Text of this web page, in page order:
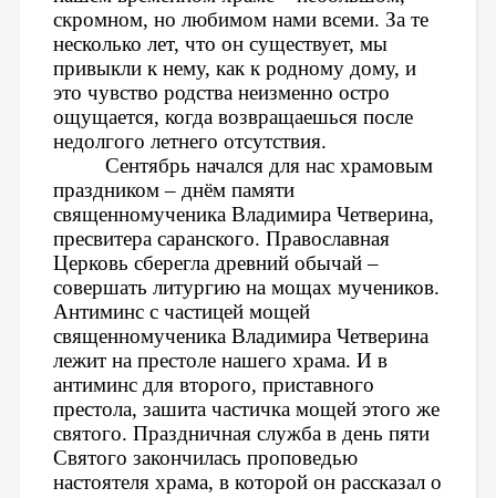
скромном, но любимом нами всеми. За те
несколько лет, что он существует, мы
привыкли к нему, как к родному дому, и
это чувство родства неизменно остро
ощущается, когда возвращаешься после
недолгого летнего отсутствия.
Сентябрь начался для нас храмовым
праздником – днём памяти
священномученика Владимира Четверина,
пресвитера саранского. Православная
Церковь сберегла древний обычай –
совершать литургию на мощах мучеников.
Антиминс с частицей мощей
священномученика Владимира Четверина
лежит на престоле нашего храма. И в
антиминс для второго, приставного
престола, зашита частичка мощей этого же
святого. Праздничная служба в день пяти
Святого закончилась проповедью
настоятеля храма, в которой он рассказал о